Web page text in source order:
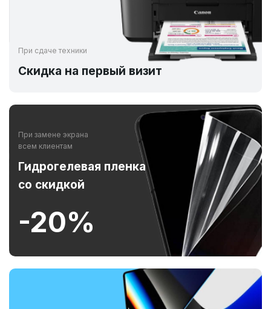
При сдаче техники
Скидка на первый визит
При замене экрана
всем клиентам
Гидрогелевая пленка
со скидкой
-20%